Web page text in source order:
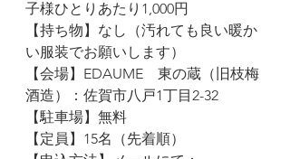
子様ひとりあたり1,000円
【持ち物】なし（汚れても良い暖か
い服装でお願いします）
【会場】EDAUME　東の蔵（旧枝梅
酒造）：佐賀市八戸1丁目2-32
【駐車場】無料
【定員】15名（先着順）